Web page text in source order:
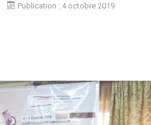
Publication : 4 octobre 2019